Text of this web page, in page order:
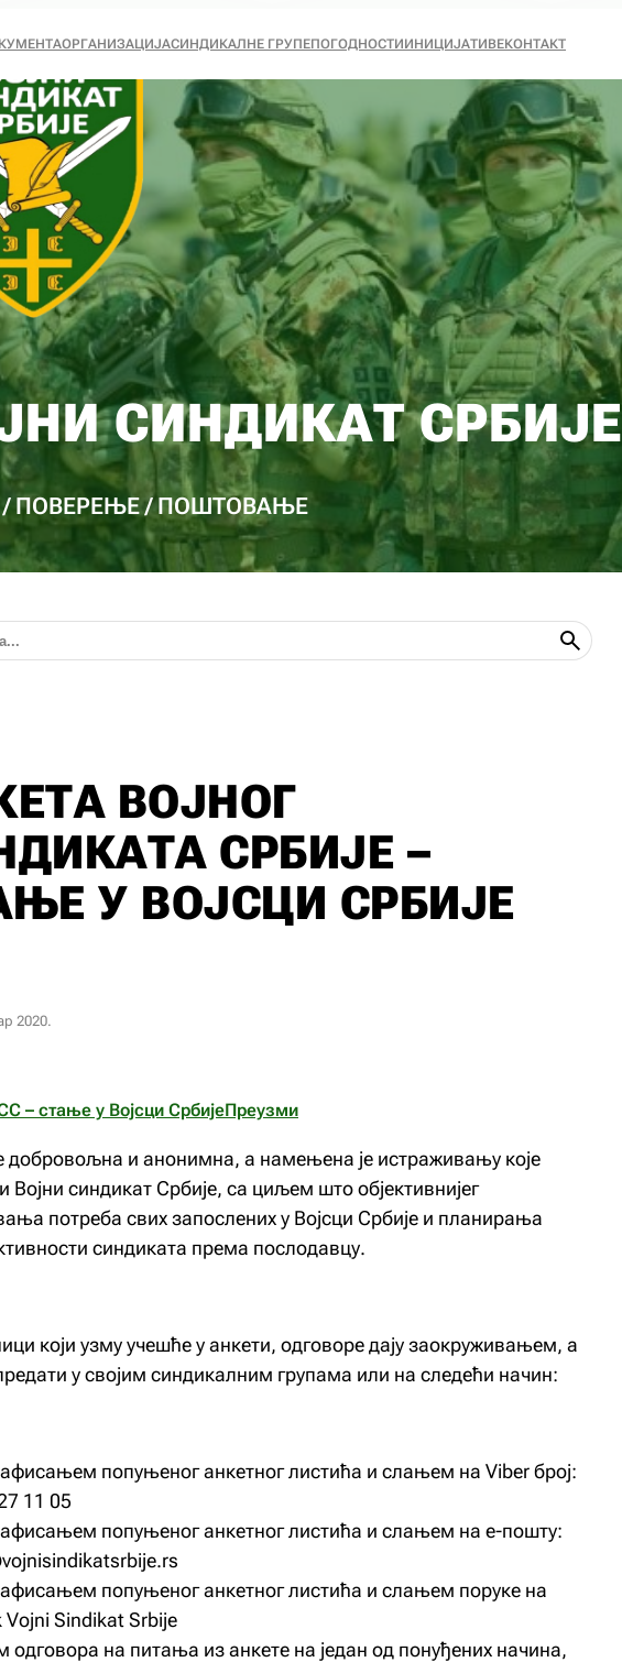
ОРГАНИЗАЦИЈАСИНДИКАЛНЕ ГРУПЕПОГОДНОСТИИНИЦИЈАТИВЕКОНТАКТ
СИНДИКАТ СРБИЈЕ
/ ПОВЕРЕЊЕ / ПОШТОВАЊЕ
ВОЈНОГ
СРБИЈЕ –
У ВОЈСЦИ СРБИЈЕ
2020.
– стање у Војсци СрбијеПреузми
добровољна и анонимна, а намењена је истраживању које
Војни синдикат Србије, са циљем што објективнијег
потреба свих запослених у Војсци Србије и планирања
синдиката према послодавцу.
који узму учешће у анкети, одговоре дају заокруживањем, а
у својим синдикалним групама или на следећи начин:
попуњеног анкетног листића и слањем на Viber број:
11 05
попуњеног анкетног листића и слањем на е-пошту:
попуњеног анкетног листића и слањем поруке на
Vojni Sindikat Srbije
одговора на питања из анкете на један од понуђених начина,